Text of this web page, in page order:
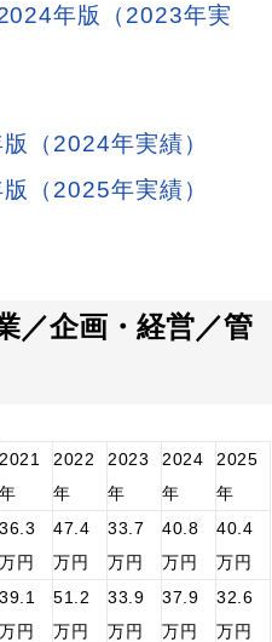
実績
ング】の採用予算と実績
外部コスト）を抑える方
採用単価）を抑えるため
る求人方法
（露出アップ・応募単価
ルを活用する（歩留まり
年版（2023年実
（2024年実績）
（2025年実績）
／企画・経営／管
2021
年
2022
年
2023
年
2024
年
2025
年
36.3
万円
47.4
万円
33.7
万円
40.8
万円
40.4
万円
39.1
万円
51.2
万円
33.9
万円
37.9
万円
32.6
万円